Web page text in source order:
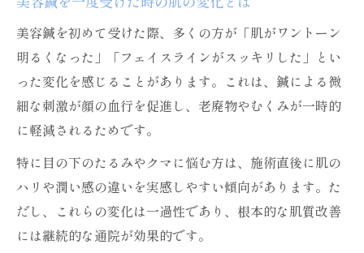
美容鍼を初めて受けた際、多くの方が「肌がワントーン
明るくなった」「フェイスラインがスッキリした」とい
った変化を感じることがあります。これは、鍼による微
細な刺激が顔の血行を促進し、老廃物やむくみが一時的
に軽減されるためです。
特に目の下のたるみやクマに悩む方は、施術直後に肌の
ハリや潤い感の違いを実感しやすい傾向があります。た
だし、これらの変化は一過性であり、根本的な肌質改善
には継続的な通院が効果的です。